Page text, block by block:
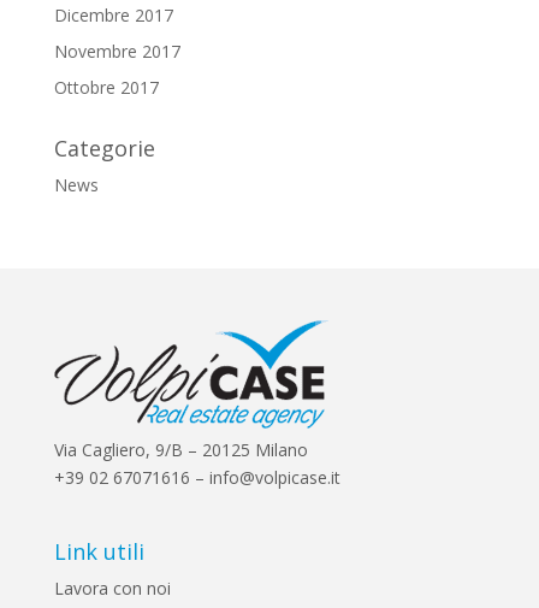
Dicembre 2017
Novembre 2017
Ottobre 2017
Categorie
News
Via Cagliero, 9/B – 20125 Milano
+39 02 67071616 – info@volpicase.it
Link utili
Lavora con noi